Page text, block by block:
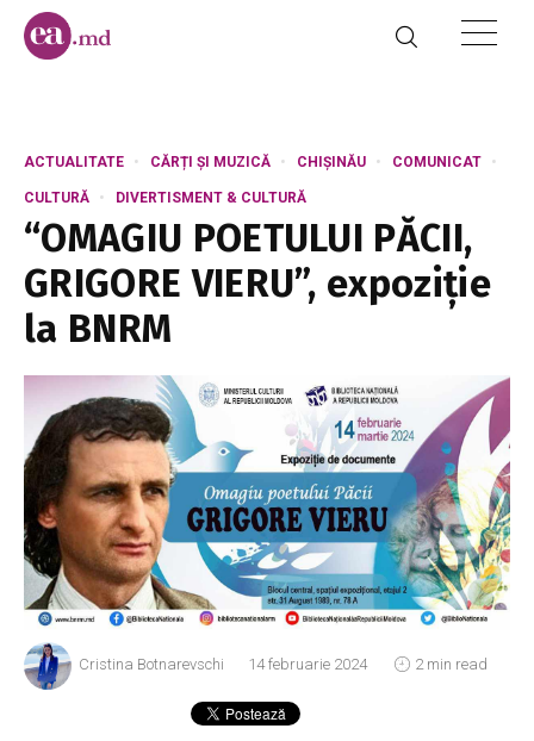
ACTUALITATE CĂRȚI ȘI MUZICĂ CHIȘINĂU COMUNICAT
CULTURĂ DIVERTISMENT & CULTURĂ
“OMAGIU POETULUI PĂCII,
GRIGORE VIERU”, expoziție
la BNRM
Cristina Botnarevschi 14 februarie 2024 2 min read